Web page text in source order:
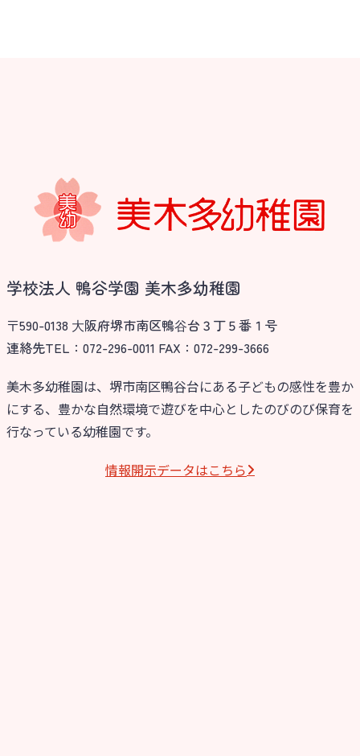
学校法人 鴨谷学園 美木多幼稚園
〒590-0138 ⼤阪府堺市南区鴨⾕台３丁５番１号
連絡先TEL：072-296-0011 FAX：072-299-3666
美木多幼稚園は、堺市南区鴨谷台にある子どもの感性を豊か
にする、豊かな自然環境で遊びを中心としたのびのび保育を
行なっている幼稚園です。
情報開⽰データはこちら